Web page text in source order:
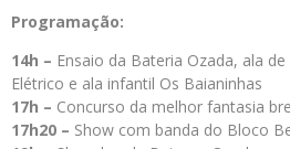
Programação:
14h – Ensaio da Bateria Ozada, ala
Elétrico e ala infantil Os Baianinhas
17h – Concurso da melhor fantasia
17h20 – Show com banda do Bloco